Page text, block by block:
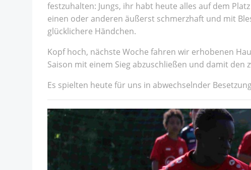
festzuhalten: Jungs, ihr habt heute alles auf dem
einen oder anderen äußerst schmerzhaft und mit
glücklichere Händchen.
Kopf hoch, nächste Woche fahren wir erhobenen
Saison mit einem Sieg abzuschließen und damit den
Es spielten heute für uns in abwechselnder